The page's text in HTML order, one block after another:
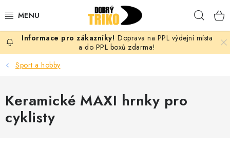
na
PRO ŽENY
PRO MUŽE
PRO DĚTI
DOPLŇKY
Doprava na PPL výdejní místa
a do PPL boxů zdarma!
Sport a hobby
Keramické MAXI hrnky pro
cyklisty